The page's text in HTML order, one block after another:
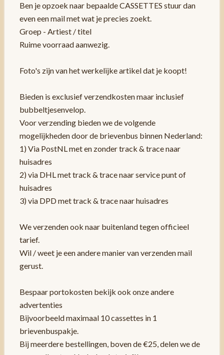
Ben je opzoek naar bepaalde CASSETTES stuur dan
even een mail met wat je precies zoekt.
Groep - Artiest / titel
Ruime voorraad aanwezig.
Foto's zijn van het werkelijke artikel dat je koopt!
Bieden is exclusief verzendkosten maar inclusief
bubbeltjesenvelop.
Voor verzending bieden we de volgende
mogelijkheden door de brievenbus binnen Nederland:
1) Via PostNL met en zonder track & trace naar
huisadres
2) via DHL met track & trace naar service punt of
huisadres
3) via DPD met track & trace naar huisadres
We verzenden ook naar buitenland tegen officieel
tarief.
Wil / weet je een andere manier van verzenden mail
gerust.
Bespaar portokosten bekijk ook onze andere
advertenties
Bijvoorbeeld maximaal 10 cassettes in 1
brievenbuspakje.
Bij meerdere bestellingen, boven de €25, delen we de